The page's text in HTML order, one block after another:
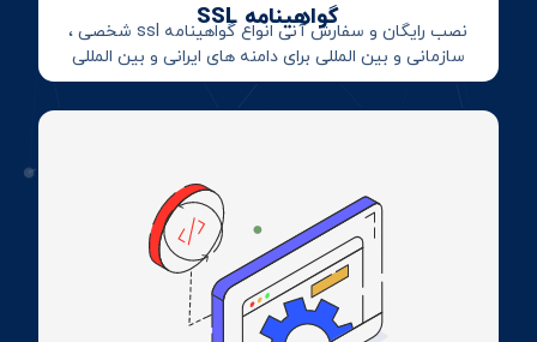
گواهینامه SSL
نصب رایگان و سفارش آنی انواع گواهینامه ssl شخصی ،
سازمانی و بین المللی برای دامنه های ایرانی و بین المللی